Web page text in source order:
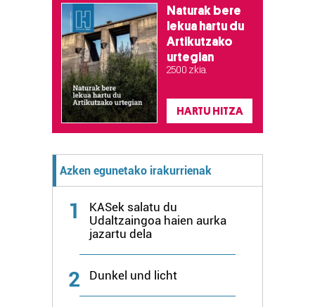
baliatzen gara. Ohar hau onartuz gero, teknologia hori
erabiltzeko baimen esplizitua ematen diguzu.Gehiago
Naturak bere
lekua hartu du
Artikutzako
urtegian
2.500 zkia.
HARTU HITZA
Azken egunetako irakurrienak
1
KASek salatu du
Udaltzaingoa haien aurka
jazartu dela
2 Dunkel und licht